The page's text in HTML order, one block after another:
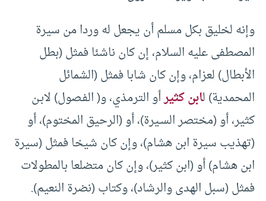
وإنه لخليق بكل مسلم أن يجعل له وردا من سيرة
المصطفى عليه السلام، إن كان ناشئا فمثل (بطل
الأبطال) لعزام، وإن كان شابا فمثل (الشمائل
المحمدية) لابن كثيرأو الترمذي، و( الفـصول) لابـن
كثير، أو (مختصر السـيرة)، أو (الرحيق المختوم)، أو
(تهذيب سيرة ابن هشام)، وإن كان شيخا فمثل (سيرة
ابن هشام) أو (ابن كثير)، وإن كان متضلعا بالمطولات
فمثل (سبل الهدى والرشاد)، وكتاب (نضرة النعيم).